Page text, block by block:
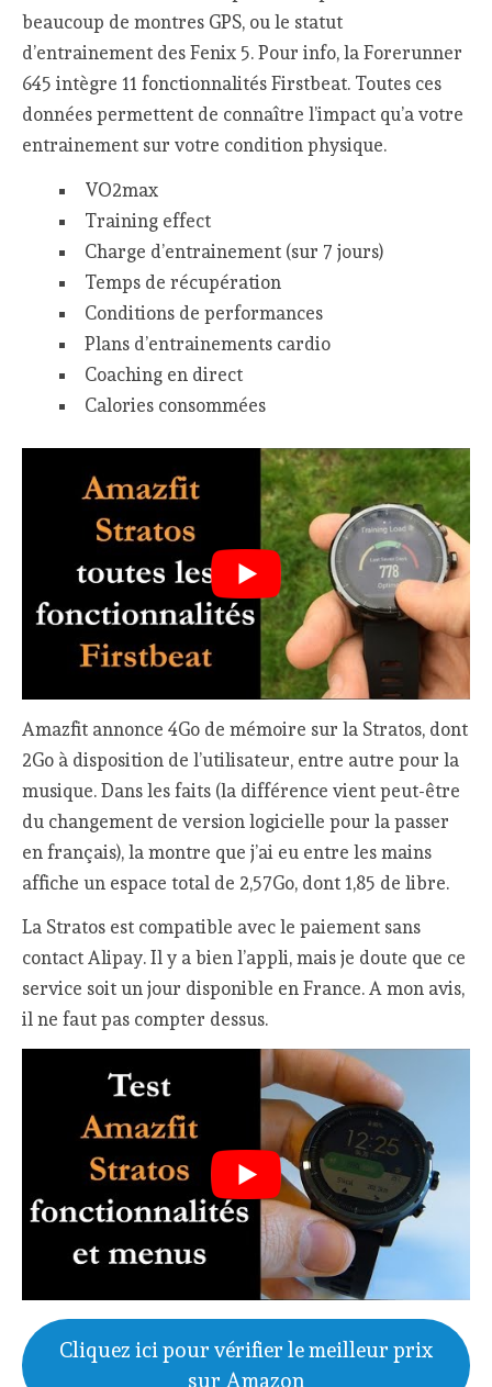
beaucoup de montres GPS, ou le statut
d’entrainement des Fenix 5. Pour info, la Forerunner
645 intègre 11 fonctionnalités Firstbeat. Toutes ces
données permettent de connaître l’impact qu’a votre
entrainement sur votre condition physique.
VO2max
Training effect
Charge d’entrainement (sur 7 jours)
Temps de récupération
Conditions de performances
Plans d’entrainements cardio
Coaching en direct
Calories consommées
Amazfit annonce 4Go de mémoire sur la Stratos, dont
2Go à disposition de l’utilisateur, entre autre pour la
musique. Dans les faits (la différence vient peut-être
du changement de version logicielle pour la passer
en français), la montre que j’ai eu entre les mains
affiche un espace total de 2,57Go, dont 1,85 de libre.
La Stratos est compatible avec le paiement sans
contact Alipay. Il y a bien l’appli, mais je doute que ce
service soit un jour disponible en France. A mon avis,
il ne faut pas compter dessus.
Cliquez ici pour vérifier le meilleur prix
sur Amazon